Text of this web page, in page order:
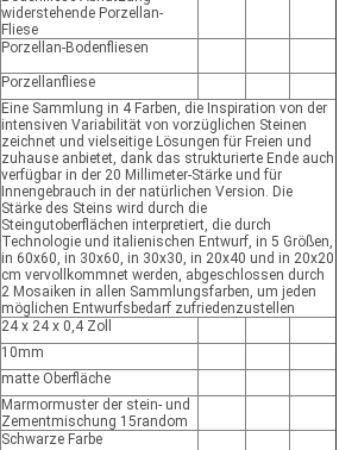
widerstehende Porzellan-
Fliese
Porzellan-Bodenfliesen
Porzellanfliese
Eine Sammlung in 4 Farben, die Inspiration von der
intensiven Variabilität von vorzüglichen Steinen
zeichnet und vielseitige Lösungen für Freien und
zuhause anbietet, dank das strukturierte Ende auch
verfügbar in der 20 Millimeter-Stärke und für
Innengebrauch in der natürlichen Version. Die
Stärke des Steins wird durch die
Steingutoberflächen interpretiert, die durch
Technologie und italienischen Entwurf, in 5 Größen,
in 60x60, in 30x60, in 30x30, in 20x40 und in 20x20
cm vervollkommnet werden, abgeschlossen durch
2 Mosaiken in allen Sammlungsfarben, um jeden
möglichen Entwurfsbedarf zufriedenzustellen
24 x 24 x 0,4 Zoll
10mm
matte Oberfläche
Marmormuster der stein- und
Zementmischung 15random
Schwarze Farbe